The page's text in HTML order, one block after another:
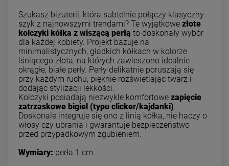
Szukasz biżuterii, która subtelnie połączy klasyczny
szyk z najnowszymi trendami? Te wyjątkowe złote
kolczyki kółka z wiszącą perłą to doskonały wybór
dla każdej kobiety. Projekt bazuje na
minimalistycznych, gładkich kółkach w kolorze
lśniącego złota, na których zawieszono idealnie
okrągłe, białe perły. Perły delikatnie poruszają się
przy każdym ruchu, pięknie rozświetlając twarz i
dodając stylizacji lekkości.
Kolczyki posiadają niezwykle komfortowe zapięcie
zatrzaskowe bigiel (typu clicker/kajdanki)
Doskonale integruje się ono z linią kółka, nie haczy o
włosy czy ubrania i gwarantuje bezpieczeństwo
przed przypadkowym zgubieniem.
Wymiary: perła 1 cm.